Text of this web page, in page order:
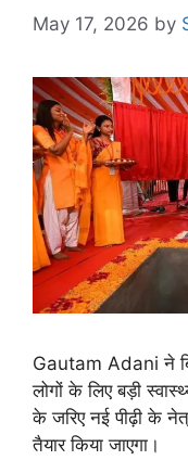
May 17, 2026 by
Gautam Adani ने
लोगों के लिए बड़ी
के जरिए नई पीढ़ी के
तैयार किया जाएगा।